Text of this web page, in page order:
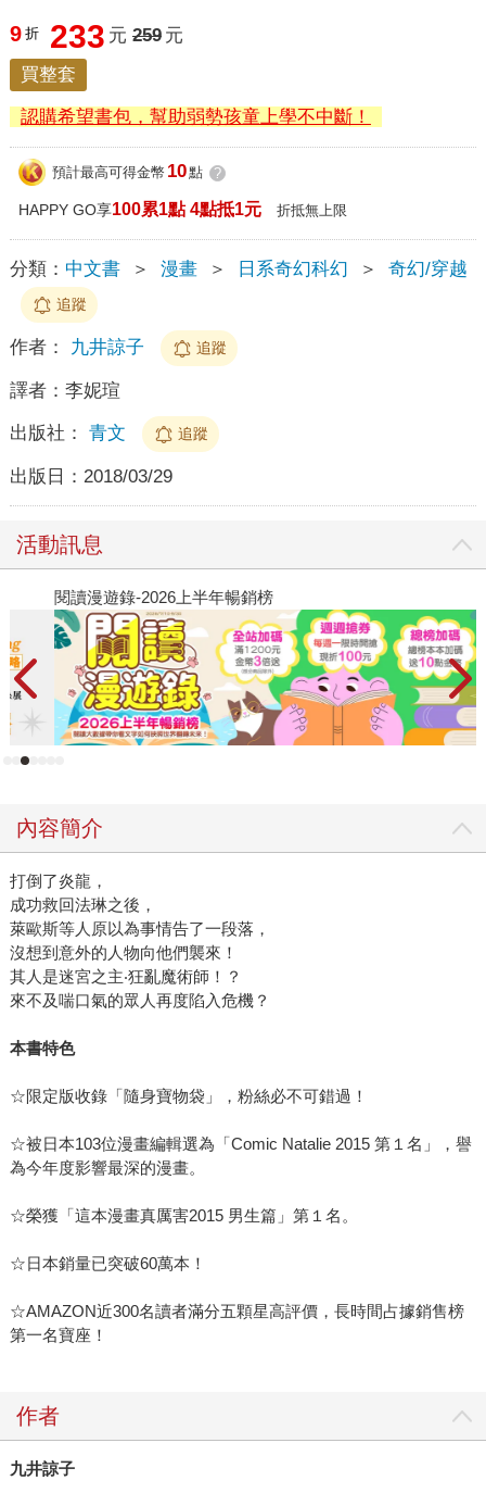
9 折 233 元 259 元
買整套
認購希望書包，幫助弱勢孩童上學不中斷！
預計最高可得金幣 10點 ?
HAPPY GO享100累1點 4點抵1元 折抵無上限
分類： 中文書 ＞ 漫畫 ＞ 日系奇幻科幻 ＞ 奇幻/穿越
追蹤
作者： 九井諒子 追蹤
譯者： 李妮瑄
出版社： 青文 追蹤
出版日： 2018/03/29
活動訊息
閱讀漫遊錄-2026上半年暢銷榜
內容簡介
打倒了炎龍，
成功救回法琳之後，
萊歐斯等人原以為事情告了一段落，
沒想到意外的人物向他們襲來！
其人是迷宮之主‧狂亂魔術師！？
來不及喘口氣的眾人再度陷入危機？
本書特色
☆限定版收錄「隨身寶物袋」，粉絲必不可錯過！
☆被日本103位漫畫編輯選為「Comic Natalie 2015 第１名」，譽
為今年度影響最深的漫畫。
☆榮獲「這本漫畫真厲害2015 男生篇」第１名。
☆日本銷量已突破60萬本！
☆AMAZON近300名讀者滿分五顆星高評價，長時間占據銷售榜
第一名寶座！
作者
九井諒子